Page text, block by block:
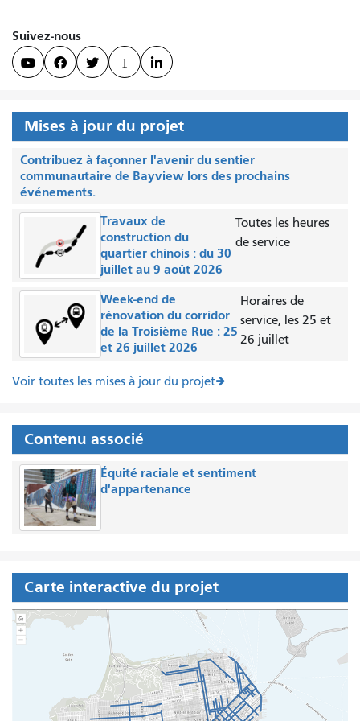
Suivez-nous
   1 
Mises à jour du projet
Contribuez à façonner l'avenir du sentier
communautaire de Bayview lors des prochains
événements.
Travaux de
construction du
quartier chinois : du 30
juillet au 9 août 2026
Toutes les heures
de service
Week-end de
rénovation du corridor
de la Troisième Rue : 25
et 26 juillet 2026
Horaires de
service, les 25 et
26 juillet
Voir toutes les mises à jour du projet
Contenu associé
Équité raciale et sentiment
d'appartenance
Carte interactive du projet